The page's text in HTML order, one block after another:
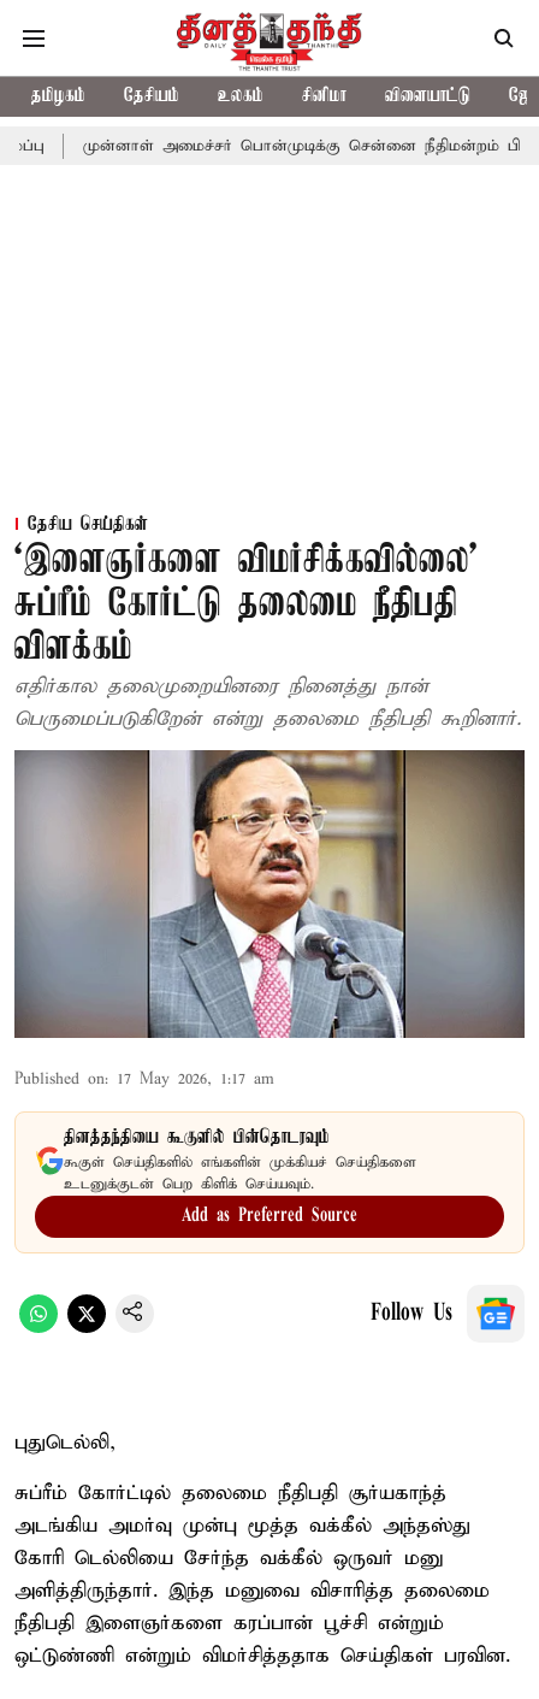
தமிழகம் தேசியம் உலகம் சினிமா விளையாட்டு
அமைச்சர் பொன்முடிக்கு சென்னை நீதிமன்றம் பிடிவாராண்ட்
தேசிய செய்திகள்
‘இளைஞர்களை விமர்சிக்கவில்லை’
சுப்ரீம் கோர்ட்டு தலைமை நீதிபதி
விளக்கம்
எதிர்கால தலைமுறையினரை நினைத்து நான்
பெருமைப்படுகிறேன் என்று தலைமை நீதிபதி கூறினார்.
Published on: 17 May 2026, 1:17 am
தினத்தந்தியை கூகுளில் பின்தொடரவும்
கூகுள் செய்திகளில் எங்களின் முக்கியச் செய்திகளை
உடனுக்குடன் பெற கிளிக் செய்யவும்.
Add as Preferred Source
Follow Us
புதுடெல்லி,
சுப்ரீம் கோர்ட்டில் தலைமை நீதிபதி சூர்யகாந்த்
அடங்கிய அமர்வு முன்பு மூத்த வக்கீல் அந்தஸ்து
கோரி டெல்லியை சேர்ந்த வக்கீல் ஒருவர் மனு
அளித்திருந்தார். இந்த மனுவை விசாரித்த தலைமை
நீதிபதி இளைஞர்களை கரப்பான் பூச்சி என்றும்
ஒட்டுண்ணி என்றும் விமர்சித்ததாக செய்திகள் பரவின.